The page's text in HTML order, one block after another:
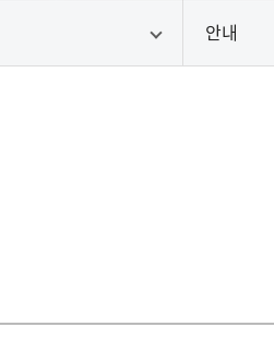
안내